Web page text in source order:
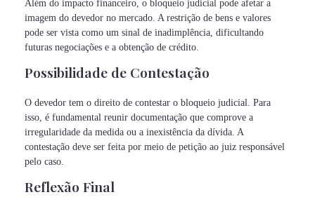
Além do impacto financeiro, o bloqueio judicial pode afetar a
imagem do devedor no mercado. A restrição de bens e valores
pode ser vista como um sinal de inadimplência, dificultando
futuras negociações e a obtenção de crédito.
Possibilidade de Contestação
O devedor tem o direito de contestar o bloqueio judicial. Para
isso, é fundamental reunir documentação que comprove a
irregularidade da medida ou a inexistência da dívida. A
contestação deve ser feita por meio de petição ao juiz responsável
pelo caso.
Reflexão Final